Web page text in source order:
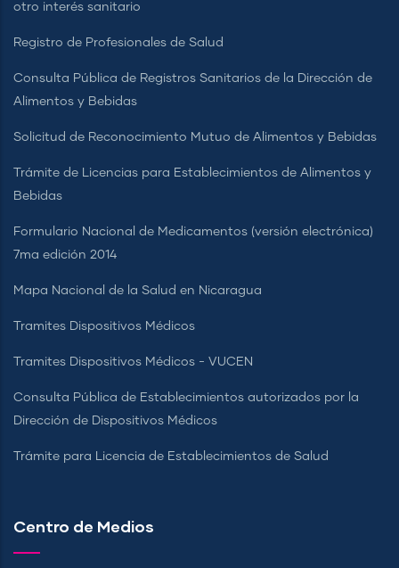
otro interés sanitario
Registro de Profesionales de Salud
Consulta Pública de Registros Sanitarios de la Dirección de
Alimentos y Bebidas
Solicitud de Reconocimiento Mutuo de Alimentos y Bebidas
Trámite de Licencias para Establecimientos de Alimentos y
Bebidas
Formulario Nacional de Medicamentos (versión electrónica)
7ma edición 2014
Mapa Nacional de la Salud en Nicaragua
Tramites Dispositivos Médicos
Tramites Dispositivos Médicos - VUCEN
Consulta Pública de Establecimientos autorizados por la
Dirección de Dispositivos Médicos
Trámite para Licencia de Establecimientos de Salud
Centro de Medios